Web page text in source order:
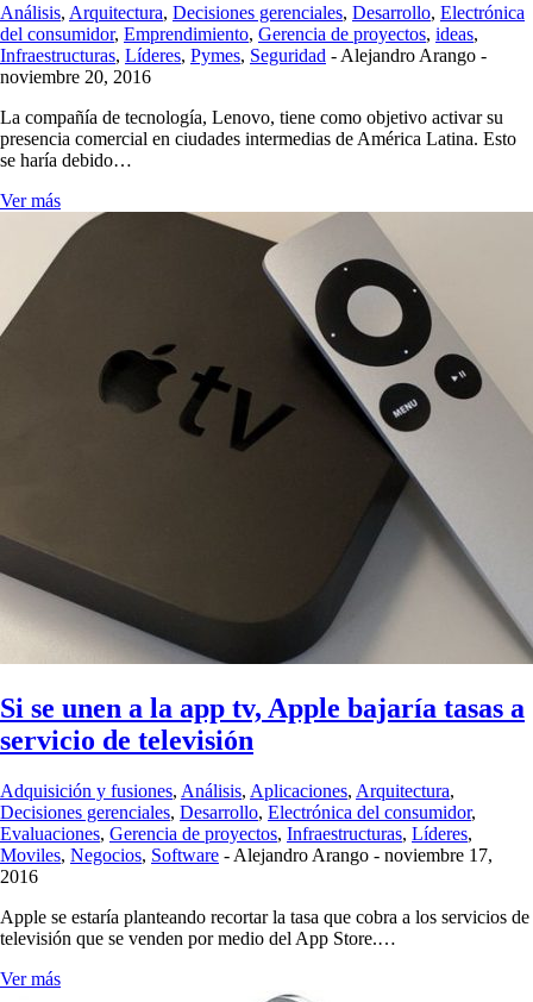
Análisis, Arquitectura, Decisiones gerenciales, Desarrollo, Electrónica
del consumidor, Emprendimiento, Gerencia de proyectos, ideas,
Infraestructuras, Líderes, Pymes, Seguridad - Alejandro Arango -
noviembre 20, 2016
La compañía de tecnología, Lenovo, tiene como objetivo activar su
presencia comercial en ciudades intermedias de América Latina. Esto
se haría debido…
Ver más
Si se unen a la app tv, Apple bajaría tasas a
servicio de televisión
Adquisición y fusiones, Análisis, Aplicaciones, Arquitectura,
Decisiones gerenciales, Desarrollo, Electrónica del consumidor,
Evaluaciones, Gerencia de proyectos, Infraestructuras, Líderes,
Moviles, Negocios, Software - Alejandro Arango - noviembre 17,
2016
Apple se estaría planteando recortar la tasa que cobra a los servicios de
televisión que se venden por medio del App Store.…
Ver más